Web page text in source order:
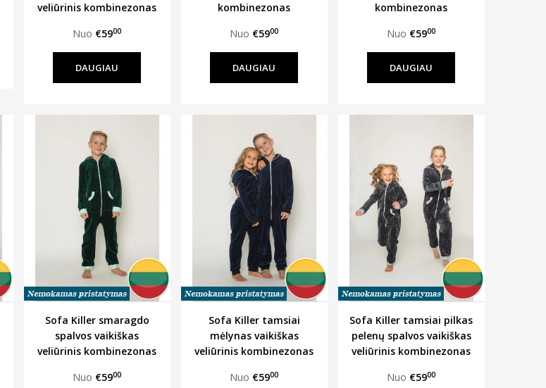
veliūrinis kombinezonas
Nuo €5900
DAUGIAU
kombinezonas
Nuo €5900
DAUGIAU
kombinezonas
Nuo €5900
DAUGIAU
Sofa Killer smaragdo
spalvos vaikiškas
veliūrinis kombinezonas
Nuo €5900
Sofa Killer tamsiai
mėlynas vaikiškas
veliūrinis kombinezonas
Nuo €5900
Sofa Killer tamsiai pilkas
pelenų spalvos vaikiškas
veliūrinis kombinezonas
Nuo €5900